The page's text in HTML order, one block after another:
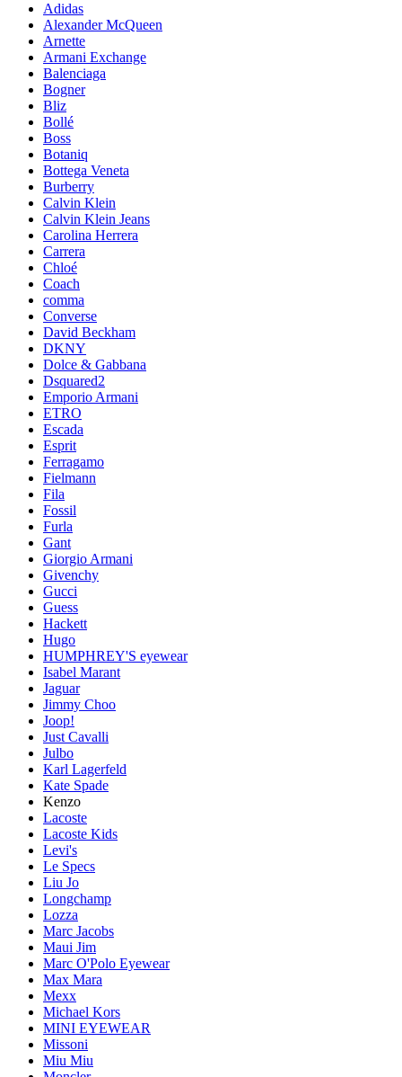
Adidas
Alexander McQueen
Arnette
Armani Exchange
Balenciaga
Bogner
Bliz
Bollé
Boss
Botaniq
Bottega Veneta
Burberry
Calvin Klein
Calvin Klein Jeans
Carolina Herrera
Carrera
Chloé
Coach
comma
Converse
David Beckham
DKNY
Dolce & Gabbana
Dsquared2
Emporio Armani
ETRO
Escada
Esprit
Ferragamo
Fielmann
Fila
Fossil
Furla
Gant
Giorgio Armani
Givenchy
Gucci
Guess
Hackett
Hugo
HUMPHREY'S eyewear
Isabel Marant
Jaguar
Jimmy Choo
Joop!
Just Cavalli
Julbo
Karl Lagerfeld
Kate Spade
Kenzo
Lacoste
Lacoste Kids
Levi's
Le Specs
Liu Jo
Longchamp
Lozza
Marc Jacobs
Maui Jim
Marc O'Polo Eyewear
Max Mara
Mexx
Michael Kors
MINI EYEWEAR
Missoni
Miu Miu